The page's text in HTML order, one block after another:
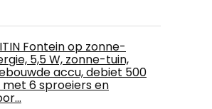
Fontein op zonne-
5,5 W, zonne-tuin,
accu, debiet 500
met 6 sproeiers en